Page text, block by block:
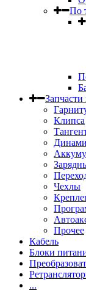
По
Запчасти
Клипса
Чехлы
Прочее
Кабель
Блоки
...